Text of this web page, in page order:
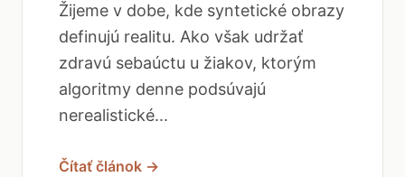
Žijeme v dobe, kde syntetické obrazy
definujú realitu. Ako však udržať
zdravú sebaúctu u žiakov, ktorým
algoritmy denne podsúvajú
nerealistické...
Čítať článok →